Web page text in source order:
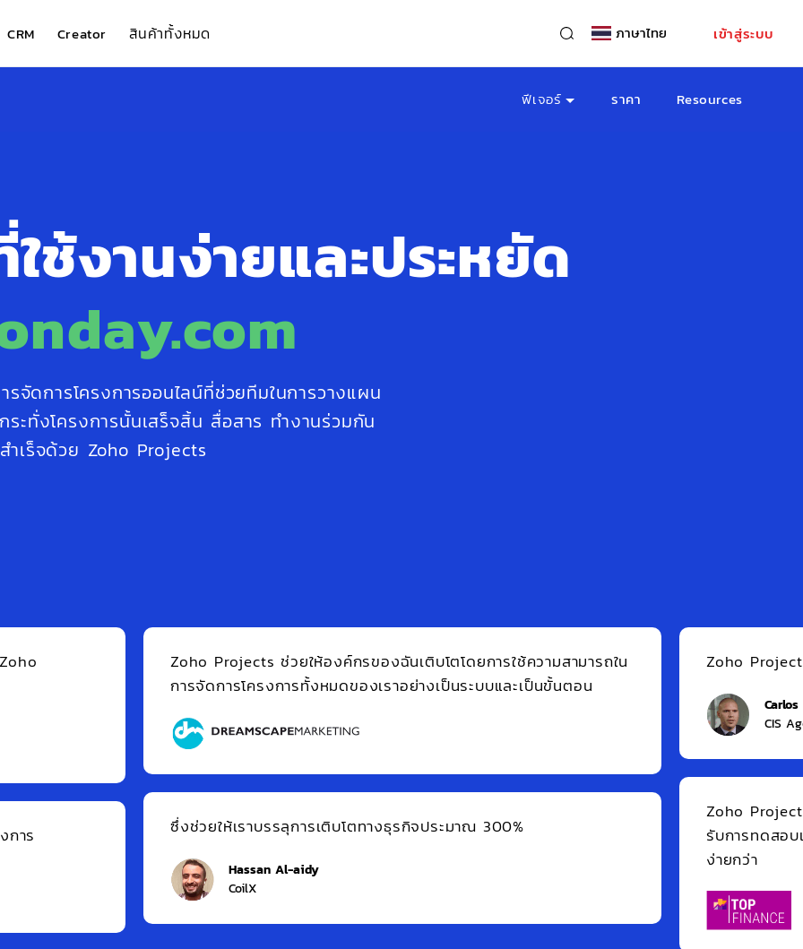
CRM Creator สินค้าทั้งหมด ภาษาไทย เข้าสู่ระบบ
ฟีเจอร์ ราคา Resources
ช้งานง่ายและประหยัด
จัดการโครงการออนไลน์ที่ช่วยทีมในการวางแผน
ะทั่งโครงการนั้นเสร็จสิ้น สื่อสาร ทำงานร่วมกัน
ำเร็จด้วย Zoho Projects
เป็นตัวเปลี่ยนโฉมสำหรับหน่วยงาน CIS
ช่วยเราในการจัดโครงสร้างทีมของเรา ทุกโครงการได้
อบและเปิดตัวได้เร็วขึ้นมาก และสามารถทำการปรับเปลี่ยนได้
Crypto-Infotech เป็นบริษัทพัฒนาบล็อคเชนขอ
2014 เรามีส่วนร่วมในการให้บริการพัฒนาบล็อก